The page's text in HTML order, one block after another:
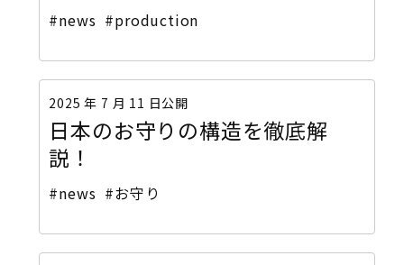
#news #production
2025 年 7 月 11 日公開
日本のお守りの構造を徹底解
説！
#news #お守り